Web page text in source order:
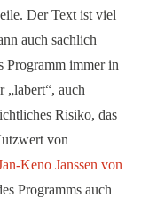
Der Text ist viel
auch sachlich
Programm immer in
„labert“, auch
Risiko, das
von
Keno Janssen von
Programms auch